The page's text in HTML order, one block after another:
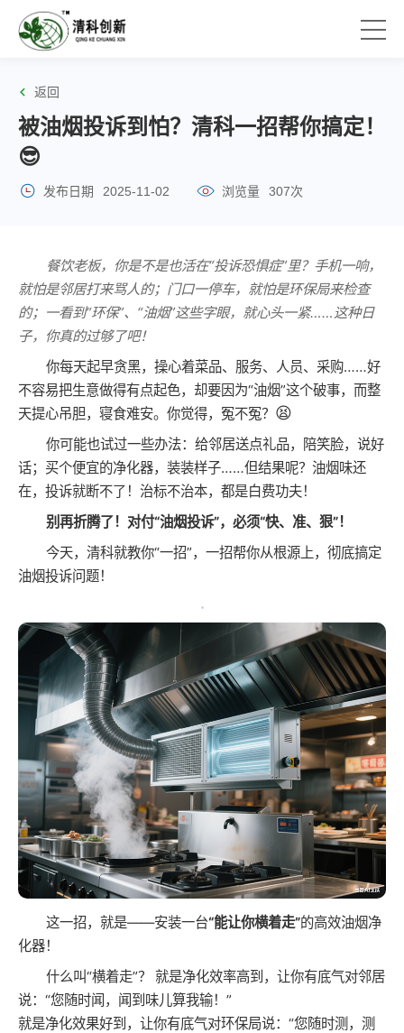
返回
被油烟投诉到怕？清科一招帮你搞定！
😎
发布日期 2025-11-02 浏览量 307次
餐饮老板，你是不是也活在“投诉恐惧症”里？手机一响，
就怕是邻居打来骂人的；门口一停车，就怕是环保局来检查
的；一看到“环保”、“油烟”这些字眼，就心头一紧……这种日
子，你真的过够了吧！
你每天起早贪黑，操心着菜品、服务、人员、采购……好
不容易把生意做得有点起色，却要因为“油烟”这个破事，而整
天提心吊胆，寝食难安。你觉得，冤不冤？ 😫
你可能也试过一些办法：给邻居送点礼品，陪笑脸，说好
话；买个便宜的净化器，装装样子……但结果呢？油烟味还
在，投诉就断不了！治标不治本，都是白费功夫！
别再折腾了！对付“油烟投诉”，必须“快、准、狠”！
今天，清科就教你“一招”，一招帮你从根源上，彻底搞定
油烟投诉问题！
这一招，就是——安装一台“能让你横着走”的高效油烟净
化器！
什么叫“横着走”？ 就是净化效率高到，让你有底气对邻居
说：“您随时闻，闻到味儿算我输！”
就是净化效果好到，让你有底气对环保局说：“您随时测，测